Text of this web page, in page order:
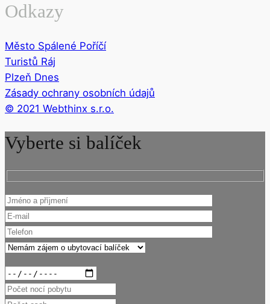
Odkazy
Město Spálené Poříčí
Turistů Ráj
Plzeň Dnes
Zásady ochrany osobních údajů
© 2021 Webthinx s.r.o.
Vyberte si balíček